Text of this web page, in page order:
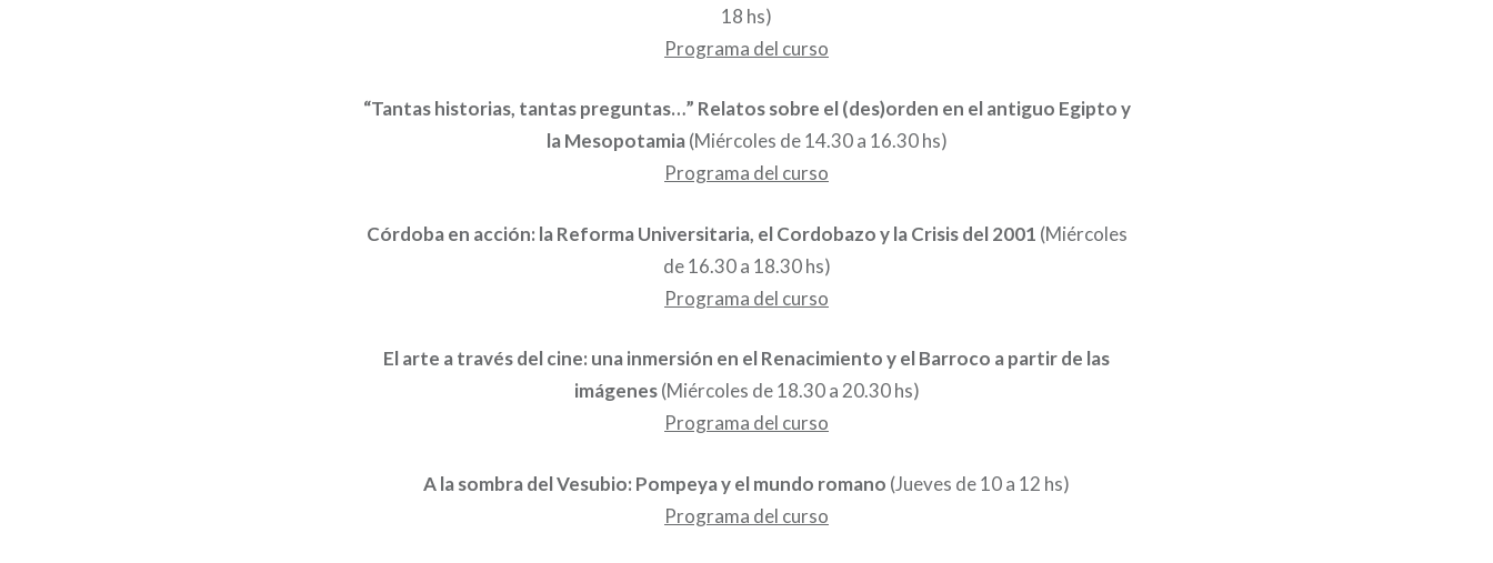
18 hs)
Programa del curso
“Tantas historias, tantas preguntas…” Relatos sobre el (des)orden en el antiguo Egipto y
la Mesopotamia(Miércoles de 14.30 a 16.30 hs)
Programa del curso
Córdoba en acción: la Reforma Universitaria, el Cordobazo y la Crisis del 2001 (Miércoles
de 16.30 a 18.30 hs)
Programa del curso
El arte a través del cine: una inmersión en el Renacimiento y el Barroco a partir de las
imágenes(Miércoles de 18.30 a 20.30 hs)
Programa del curso
A la sombra del Vesubio: Pompeya y el mundo romano (Jueves de 10 a 12 hs)
Programa del curso